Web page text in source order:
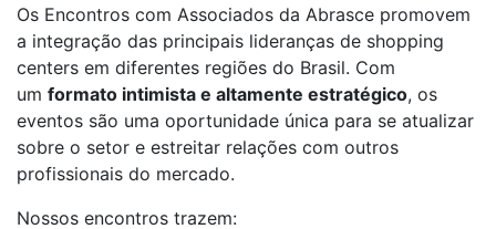
Os Encontros com Associados da Abrasce promovem
a integração das principais lideranças de shopping
centers em diferentes regiões do Brasil. Com
um formato intimista e altamente estratégico, os
eventos são uma oportunidade única para se atualizar
sobre o setor e estreitar relações com outros
profissionais do mercado.
Nossos encontros trazem: